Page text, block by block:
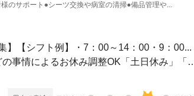
のサポート●シーツ交換や病室の清掃●備品管理や...
】【シフト例】・7：00～14：00・9：00...
●希望のお休みをご相談ください！●家庭などの事